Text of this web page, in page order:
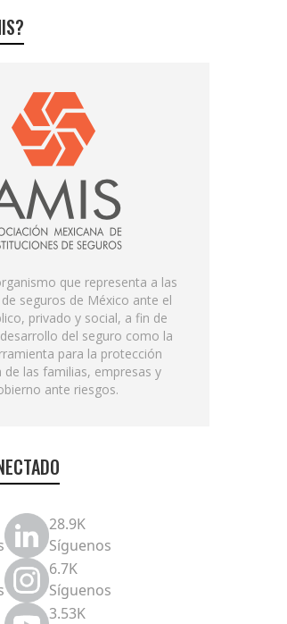
que representa a las
seguros de México ante el
privado y social, a fin de
del seguro como la
para la protección
de las familias, empresas y
ante riesgos.
28.9K
Síguenos
6.7K
Síguenos
3.53K